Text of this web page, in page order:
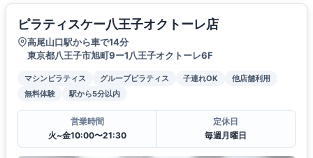
ピラティスケー八王子オクトーレ店
高尾山口駅から車で14分
東京都八王子市旭町9ー1八王子オクトーレ6F
マシンピラティス グループピラティス 子連れOK
他店舗利用
無料体験
駅から5分以内
営業時間
火~金10:00〜21:30
定休日
毎週月曜日